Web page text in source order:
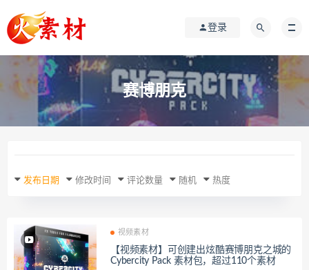
登录
赛博朋克
发布日期 修改时间 评论数量 随机 热度
视频素材
【视频素材】可创建出炫酷赛博朋克之城的
Cybercity Pack 素材包，超过110个素材